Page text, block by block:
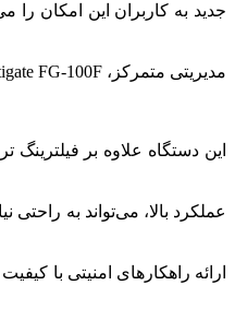
جدید به کاربران این امکان
مدیریتی متمرکز، Fortigate FG-100F به یکی از انتخاب‌های محبوب در حوزه امنیت شبکه تبدیل شده است.
عملکرد بالا، می‌تواند به
ارائه راهکارهای امنیتی با